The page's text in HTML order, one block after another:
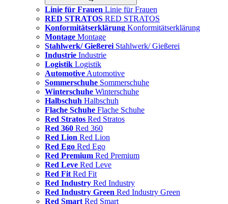
Linie für Frauen Linie für Frauen
RED STRATOS RED STRATOS
Konformitätserklärung Konformitätserklärung
Montage Montage
Stahlwerk/ Gießerei Stahlwerk/ Gießerei
Industrie Industrie
Logistik Logistik
Automotive Automotive
Sommerschuhe Sommerschuhe
Winterschuhe Winterschuhe
Halbschuh Halbschuh
Flache Schuhe Flache Schuhe
Red Stratos Red Stratos
Red 360 Red 360
Red Lion Red Lion
Red Ego Red Ego
Red Premium Red Premium
Red Leve Red Leve
Red Fit Red Fit
Red Industry Red Industry
Red Industry Green Red Industry Green
Red Smart Red Smart